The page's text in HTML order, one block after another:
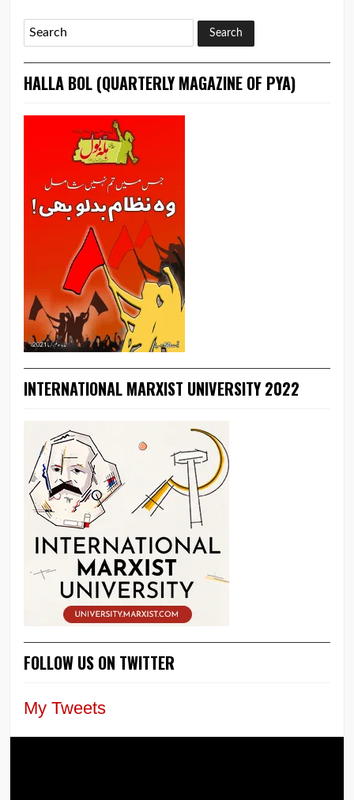
HALLA BOL (QUARTERLY MAGAZINE OF PYA)
INTERNATIONAL MARXIST UNIVERSITY 2022
FOLLOW US ON TWITTER
My Tweets